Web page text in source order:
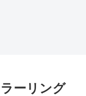
ーリング